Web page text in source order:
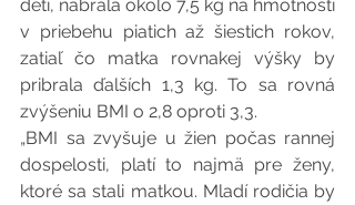
deti, nabrala okolo 7,5 kg na hmotnosti
v priebehu piatich až šiestich rokov,
zatiaľ čo matka rovnakej výšky by
pribrala ďalších 1,3 kg. To sa rovná
zvýšeniu BMI o 2,8 oproti 3,3.
„BMI sa zvyšuje u žien počas rannej
dospelosti, platí to najmä pre ženy,
ktoré sa stali matkou. Mladí rodičia by